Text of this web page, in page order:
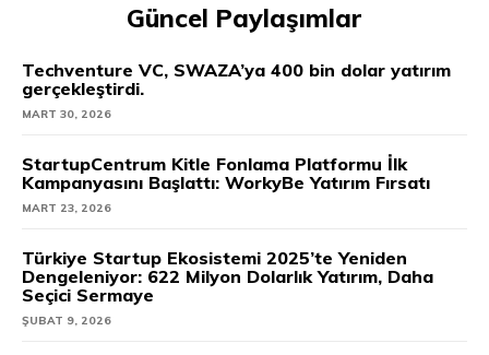
Güncel Paylaşımlar
Techventure VC, SWAZA’ya 400 bin dolar yatırım
gerçekleştirdi.
MART 30, 2026
StartupCentrum Kitle Fonlama Platformu İlk
Kampanyasını Başlattı: WorkyBe Yatırım Fırsatı
MART 23, 2026
Türkiye Startup Ekosistemi 2025’te Yeniden
Dengeleniyor: 622 Milyon Dolarlık Yatırım, Daha
Seçici Sermaye
ŞUBAT 9, 2026